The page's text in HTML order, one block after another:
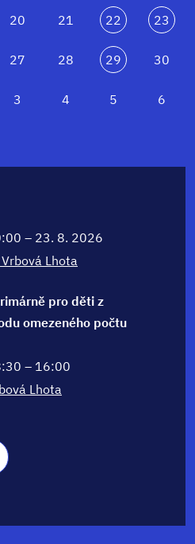
20 21 22 23
27 28 29 30
3 4 5 6
– 23. 8. 2026
Lhota
pro děti z
omezeného počtu
– 16:00
Lhota